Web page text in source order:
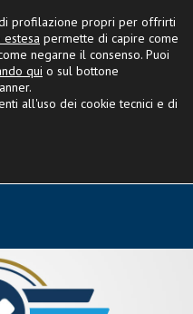
sempre al
profilazione propri per offrirti
permette di capire come
negarne il consenso. Puoi
qui o sul bottone
all'uso dei cookie tecnici e di